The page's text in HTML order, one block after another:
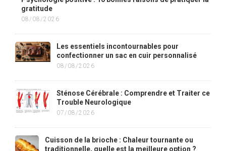
gratitude
08/08/2026
Les essentiels incontournables pour
confectionner un sac en cuir personnalisé
08/08/2026
Sténose Cérébrale : Comprendre et Traiter ce
Trouble Neurologique
07/08/2026
Cuisson de la brioche : Chaleur tournante ou
traditionnelle, quelle est la meilleure option ?